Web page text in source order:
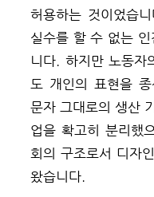
허용하는 것이었습
실수를 할 수 없는
니다. 하지만 노동자
도 개인의 표현을 종
문자 그대로의 생산
업을 확고히 분리했
회의 구조로서 디자
왔습니다.